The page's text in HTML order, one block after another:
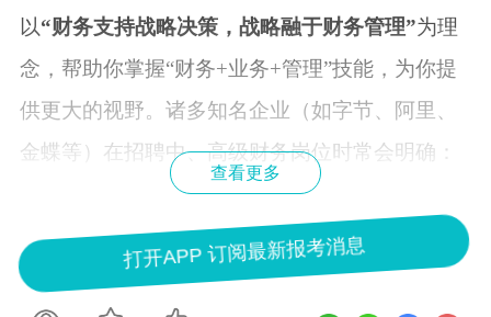
以“财务支持战略决策，战略融于财务管理”为理
念，帮助你掌握“财务+业务+管理”技能，为你提
供更大的视野。诸多知名企业（如字节、阿里、
金蝶等）在招聘中、高级财务岗位时常会明确：
持有CMA证书者优先。
CMA考试科目只有两科，兼具理论性、实用性和
可操作性，考试比较灵活，
查看更多
打开APP 订阅最新报考消息